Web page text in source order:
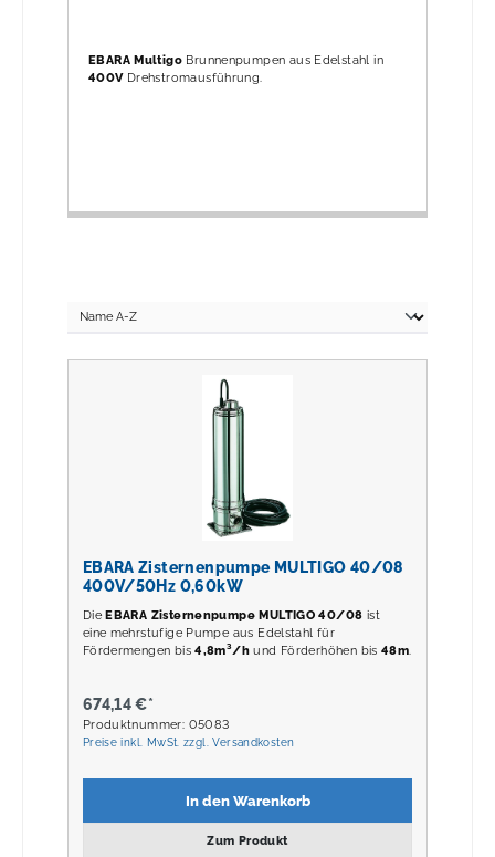
EBARA MultigoBrunnenpumpen aus Edelstahl in
400VDrehstromausführung.
EBARA Zisternenpumpe MULTIGO 40/08
400V/50Hz 0,60kW
DieEBARA Zisternenpumpe MULTIGO 40/08 ist
eine mehrstufige Pumpe aus Edelstahl für
Fördermengen bis4,8m³/h und Förderhöhen bis48m
674,14 €*
Produktnummer: 05083
Preise inkl. MwSt. zzgl. Versandkosten
In den Warenkorb
Zum Produkt